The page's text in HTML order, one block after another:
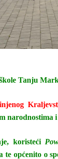
Tanju
narodnostima
koristeći
općenito o